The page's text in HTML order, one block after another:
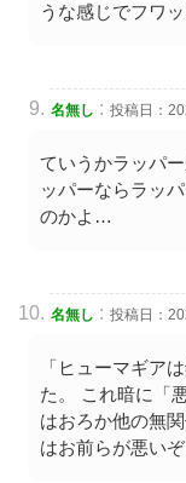
うな感じでフワ
名無し : 投稿日：
ていうかラッパ
ッパーならラッ
のかよ…
名無し : 投稿日：
「ヒューマギア
た。 これ暗に「
はおろか他の無
はお前らが悪い